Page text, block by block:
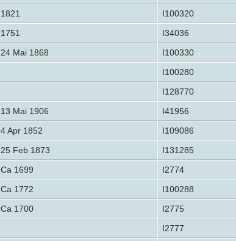
1821
I100320
1751
I34036
24 Mai 1868
I100330
I100280
I128770
13 Mai 1906
I41956
4 Apr 1852
I109086
25 Feb 1873
I131285
Ca 1699
I2774
Ca 1772
I100288
Ca 1700
I2775
I2777